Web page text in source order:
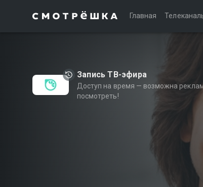
Главная
Запись ТВ-эфира
Доступ на время — возможна
посмотреть!